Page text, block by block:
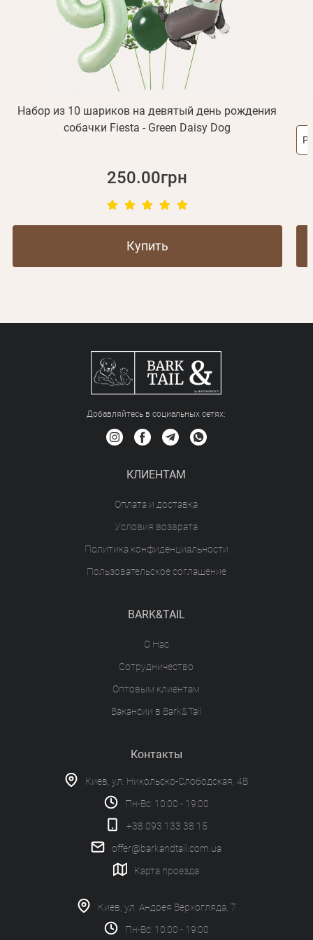
Набор из 10 шариков на девятый день рождения
собачки Fiesta - Green Daisy Dog
250.00грн
Купить
Добавляйтесь в социальных сетяx:
КЛИЕНТАМ
Оплата и доставка
Условия возврата
Политика конфиденциальности
Пользовательское соглашение
BARK&TAIL
О Нас
Сотрудничество
Оптовым клиентам
Вакансии в Bark&Tail
Контакты
Киев, ул. Никольско-Слободская, 4В
Пн-Вс: 10:00 - 19:00
+38 093 133 38 15
offer@barkandtail.com.ua
Карта проезда
Киев, ул. Андрея Верхогляда, 7
Пн-Вс: 10:00 - 19:00
Отправить
Регистрация
или с помощью
Вспомнили пароль?